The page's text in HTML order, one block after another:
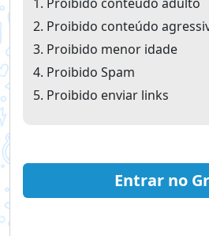
Proibido conteúdo
Proibido menor idade
Proibido Spam
Proibido enviar links
Entrar no